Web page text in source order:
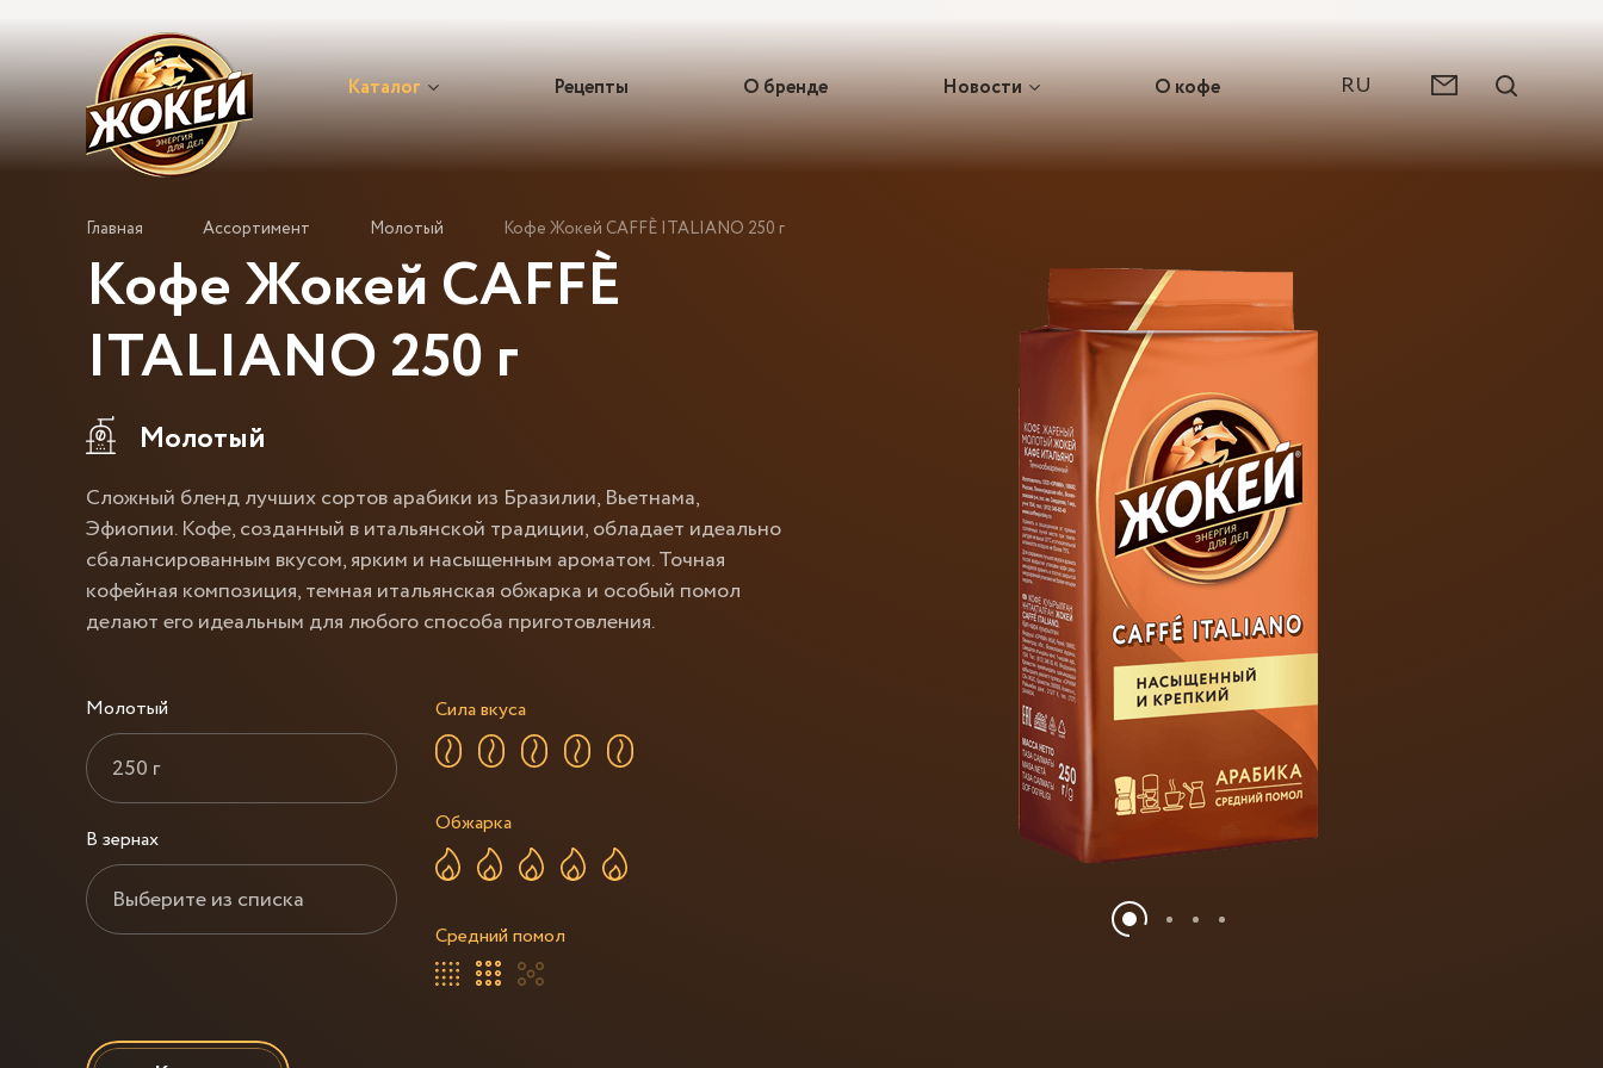
Каталог Рецепты О бренде Новости О кофе RU
Главная Ассортимент Молотый Кофе Жокей CAFFÈ ITALIANO 250 г
Кофе Жокей CAFFÈ
ITALIANO 250 г
Молотый
Сложный бленд лучших сортов арабики из Бразилии, Вьетнама,
Эфиопии. Кофе, созданный в итальянской традиции, обладает идеально
сбалансированным вкусом, ярким и насыщенным ароматом. Точная
кофейная композиция, темная итальянская обжарка и особый помол
делают его идеальным для любого способа приготовления.
Молотый
250 г
В зернах
Выберите из списка
Сила вкуса
Обжарка
Средний помол